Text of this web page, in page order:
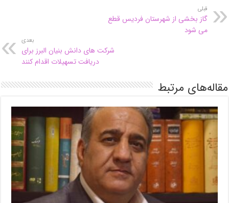
قبلی
گاز بخشی از شهرستان فردیس قطع
می شود
بعدی
شرکت های دانش بنیان البرز برای
دریافت تسهیلات اقدام کنند
مقاله‌های مرتبط